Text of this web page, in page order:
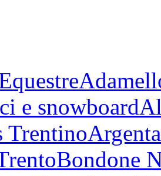
e snowboard
Trentino
Bondone